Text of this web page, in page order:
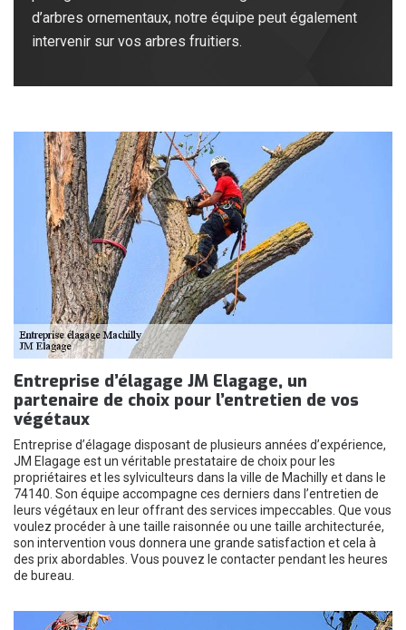
d’arbres ornementaux, notre équipe peut également
intervenir sur vos arbres fruitiers.
Entreprise d’élagage JM Elagage, un
partenaire de choix pour l’entretien de vos
végétaux
Entreprise d’élagage disposant de plusieurs années d’expérience,
JM Elagage est un véritable prestataire de choix pour les
propriétaires et les sylviculteurs dans la ville de Machilly et dans le
74140. Son équipe accompagne ces derniers dans l’entretien de
leurs végétaux en leur offrant des services impeccables. Que vous
voulez procéder à une taille raisonnée ou une taille architecturée,
son intervention vous donnera une grande satisfaction et cela à
des prix abordables. Vous pouvez le contacter pendant les heures
de bureau.